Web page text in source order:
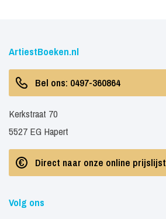
ArtiestBoeken.nl
Bel ons: 0497-360864
Kerkstraat 70
5527 EG Hapert
Direct naar onze online prijslijst
Volg ons